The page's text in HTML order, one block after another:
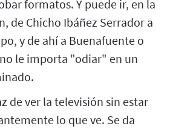
formatos. Y puede ir, en la
de Chicho Ibáñez Serrador a
y de ahí a Buenafuente o
le importa "odiar" en un
de ver la televisión sin estar
lo que ve. Se da